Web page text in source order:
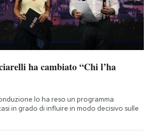
ha cambiato “Chi l’ha
lo ha reso un programma
in grado di influire in modo decisivo sulle